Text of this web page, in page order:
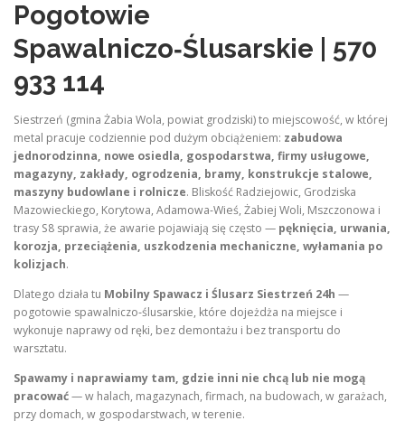
Pogotowie
Spawalniczo‑Ślusarskie | 570
933 114
Siestrzeń (gmina Żabia Wola, powiat grodziski) to miejscowość, w której
metal pracuje codziennie pod dużym obciążeniem: zabudowa
jednorodzinna, nowe osiedla, gospodarstwa, firmy usługowe,
magazyny, zakłady, ogrodzenia, bramy, konstrukcje stalowe,
maszyny budowlane i rolnicze. Bliskość Radziejowic, Grodziska
Mazowieckiego, Korytowa, Adamowa‑Wieś, Żabiej Woli, Mszczonowa i
trasy S8 sprawia, że awarie pojawiają się często — pęknięcia, urwania,
korozja, przeciążenia, uszkodzenia mechaniczne, wyłamania po
kolizjach.
Dlatego działa tu Mobilny Spawacz i Ślusarz Siestrzeń 24h —
pogotowie spawalniczo‑ślusarskie, które dojeżdża na miejsce i
wykonuje naprawy od ręki, bez demontażu i bez transportu do
warsztatu.
Spawamy i naprawiamy tam, gdzie inni nie chcą lub nie mogą
pracować— w halach, magazynach, firmach, na budowach, w garażach,
przy domach, w gospodarstwach, w terenie.